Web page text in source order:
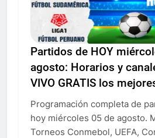
Partidos de HOY
agosto: Horarios y
VIVO GRATIS los
Programación completa de
hoy miércoles 05 de agosto.
Torneos Conmebol, UEFA,